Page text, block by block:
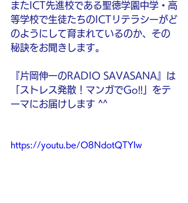
またICT先進校である聖徳学園中学・高
等学校で生徒たちのICTリテラシーがど
のようにして育まれているのか、その
秘訣をお聞きします。
『片岡伸一のRADIO SAVASANA』は
「ストレス発散！マンガでGo!!」をテ
ーマにお届けします ^^
https://youtu.be/O8NdotQTYIw